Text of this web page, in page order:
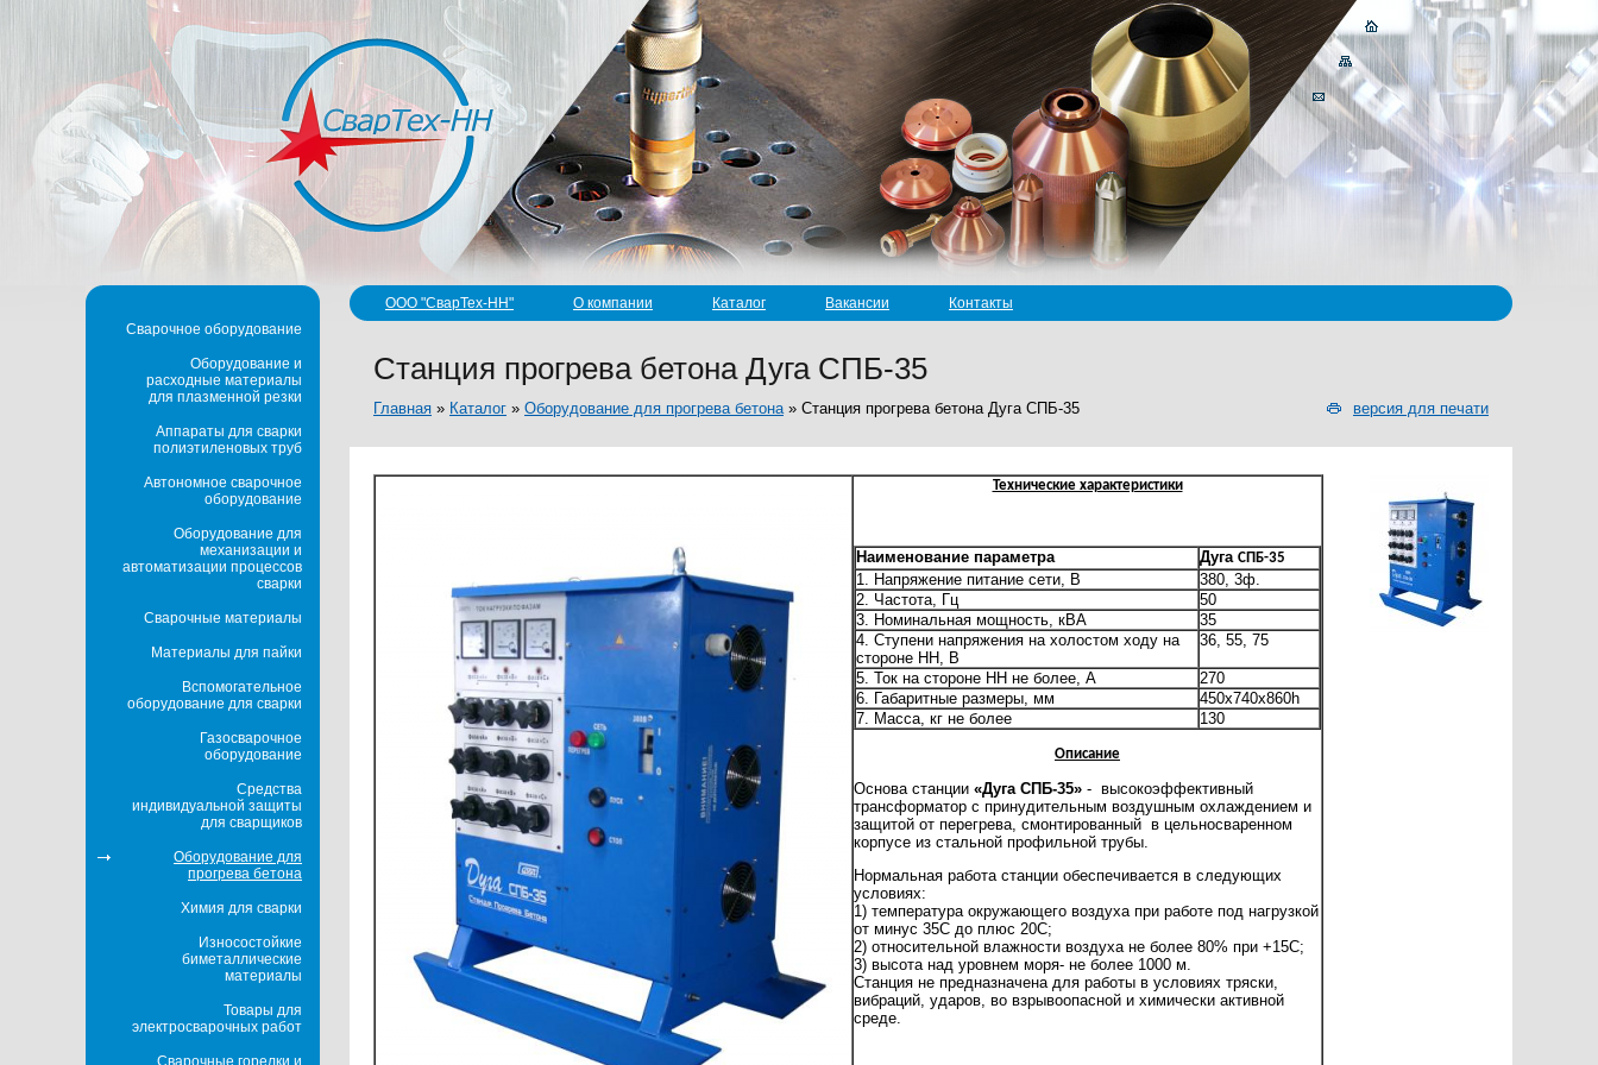
ООО "СварТех-НН" О компании Каталог Вакансии Контакты
Станция прогрева бетона Дуга СПБ-35
Главная » Каталог » Оборудование для прогрева бетона» Станция прогрева бетона Дуга СПБ-35 версия для печати
Технические характеристики
Наименование параметра Дуга СПБ-35
1. Напряжение питание сети, В
380, 3ф.
2. Частота, Гц
50
3. Номинальная мощность, кВА
35
4. Ступени напряжения на холостом ходу на
стороне НН, В
36, 55, 75
5. Ток на стороне НН не более, А
270
6. Габаритные размеры, мм
450х740х860h
7. Масса, кг не более
130
Описание
Основа станции «Дуга СПБ-35» - высокоэффективный
трансформатор с принудительным воздушным охлаждением и
защитой от перегрева, смонтированный в цельносваренном
корпусе из стальной профильной трубы.
Нормальная работа станции обеспечивается в следующих
условиях:
1) температура окружающего воздуха при работе под нагрузкой
от минус 35С до плюс 20С;
2) относительной влажности воздуха не более 80% при +15С;
3) высота над уровнем моря- не более 1000 м.
Станция не предназначена для работы в условиях тряски,
вибраций, ударов, во взрывоопасной и химически активной
среде.
Сварочное оборудование
Оборудование и
расходные материалы
для плазменной резки
Аппараты для сварки
полиэтиленовых труб
Автономное сварочное
оборудование
Оборудование для
механизации и
автоматизации процессов
сварки
Сварочные материалы
Материалы для пайки
Вспомогательное
оборудование для сварки
Газосварочное
оборудование
Средства
индивидуальной защиты
для сварщиков
Оборудование для
прогрева бетона
Химия для сварки
Износостойкие
биметаллические
материалы
Товары для
электросварочных работ
Сварочные горелки и